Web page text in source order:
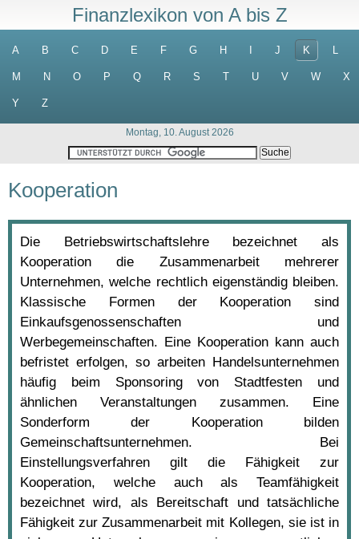
Finanzlexikon von A bis Z
A B C D E F G H J K L
M N O P Q R S T U V W X
Y Z
Montag, 10. August 2026
Kooperation
Die Betriebswirtschaftslehre bezeichnet als
Kooperation die Zusammenarbeit mehrerer
Unternehmen, welche rechtlich eigenständig bleiben.
Klassische Formen der Kooperation sind
Einkaufsgenossenschaften und
Werbegemeinschaften. Eine Kooperation kann auch
befristet erfolgen, so arbeiten Handelsunternehmen
häufig beim Sponsoring von Stadtfesten und
ähnlichen Veranstaltungen zusammen. Eine
Sonderform der Kooperation bilden
Gemeinschaftsunternehmen. Bei
Einstellungsverfahren gilt die Fähigkeit zur
Kooperation, welche auch als Teamfähigkeit
bezeichnet wird, als Bereitschaft und tatsächliche
Fähigkeit zur Zusammenarbeit mit Kollegen, sie ist in